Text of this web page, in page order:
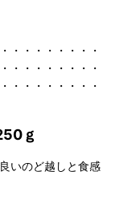
・・・・・・・・
・・・・・・・・
・・・・・・・・
ｇ
いのど越しと食感